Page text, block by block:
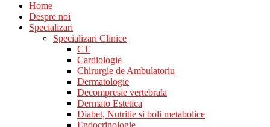
Home
Despre noi
Specializari
Specializari Clinice
CT
Cardiologie
Chirurgie de Ambulatoriu
Dermatologie
Decompresie vertebrala
Dermato Estetica
Diabet, Nutritie si boli metabolice
Endocrinologie